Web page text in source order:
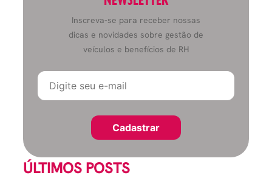
Inscreva-se para receber nossas
dicas e novidades sobre gestão de
veículos e benefícios de RH
ÚLTIMOS POSTS